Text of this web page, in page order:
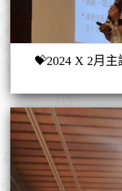
💝2024 X 2月